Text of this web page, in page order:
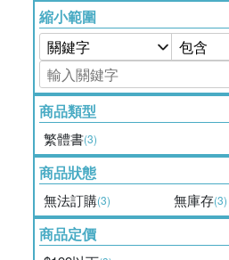
縮小範圍
商品類型
繁體書(3)
商品狀態
無法訂購(3) 無庫存(3)
商品定價